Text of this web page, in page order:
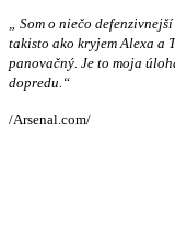
„ Som o niečo
takisto ako kryjem Alexa a
panovačný. Je to moja
dopredu.“
/Arsenal.com/